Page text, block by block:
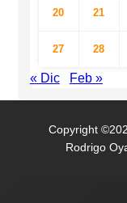
20 21
27 28
« Dic Feb »
Copyright
Rodrigo